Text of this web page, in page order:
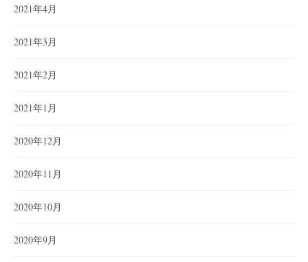
2021年4月
2021年3月
2021年2月
2021年1月
2020年12月
2020年11月
2020年10月
2020年9月